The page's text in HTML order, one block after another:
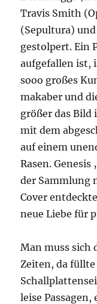
Travis Smith
(Sepultura) und
gestolpert. Ein
aufgefallen ist,
sooo großes
makaber und
größer das Bild
mit dem
auf einem
Rasen.
der Sammlung
Cover
neue Liebe für
Man muss sich
Zeiten, da füllte
leise